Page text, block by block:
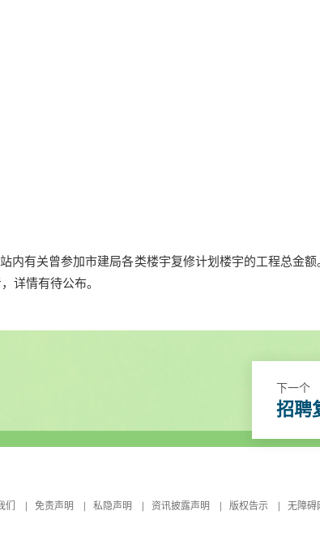
有关曾参加市建局各类楼宇复修计划楼宇的工程总金
详情有待公布。
下一个
招聘
们 免责声明 私隐声明 资讯披露声明 版权告示 无障碍